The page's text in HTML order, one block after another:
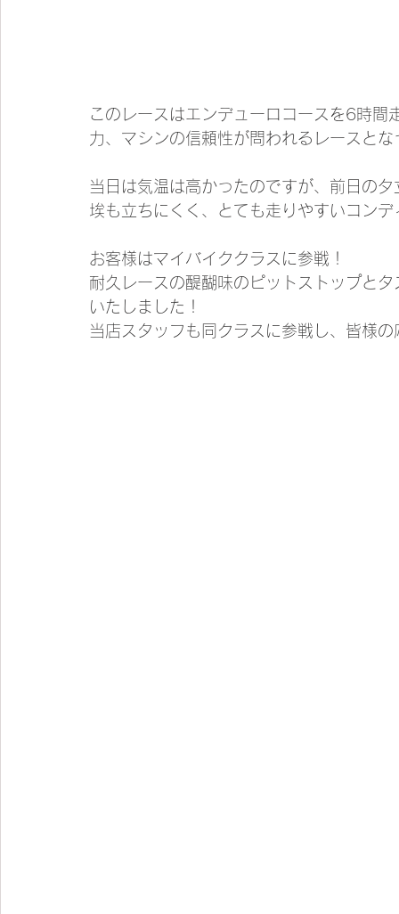
このレースはエンデューロコースを6時間
力、マシンの信頼性が問われるレースと
当日は気温は高かったのですが、前日の
埃も立ちにくく、とても走りやすいコン
お客様はマイバイククラスに参戦！
耐久レースの醍醐味のピットストップと
いたしました！
当店スタッフも同クラスに参戦し、皆様